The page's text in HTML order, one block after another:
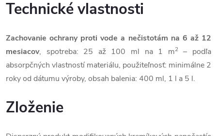
Technické vlastnosti
Zachovanie ochrany proti vode a nečistotám na 6 až 12
mesiacov, spotreba: 25 až 100 ml na 1 m2– podľa
absorpčných vlastností materiálu, použiteľnosť: minimálne 2
roky od dátumu výroby, obsah balenia: 400 ml, 1 l a 5 l.
Zloženie